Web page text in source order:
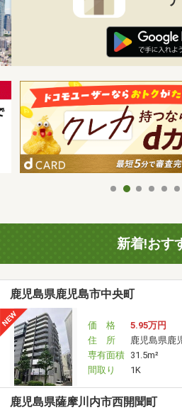
新着!おす
鹿児島県鹿児島市中央町
価 格
5.95万円
住 所
鹿児島県鹿
専有面積 31.5m²
間取り
1K
鹿児島県薩摩川内市西開聞町